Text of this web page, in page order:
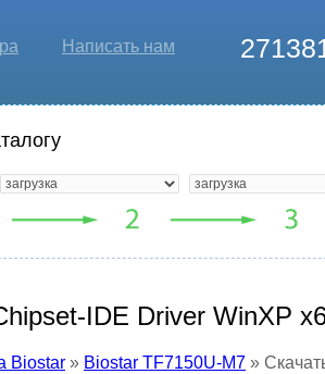
Написать нам
IDE Driver WinXP
Biostar » Biostar TF7150U-M7 »